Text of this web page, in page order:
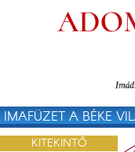
IMAFÜZET A BÉKE
KITEKINTŐ